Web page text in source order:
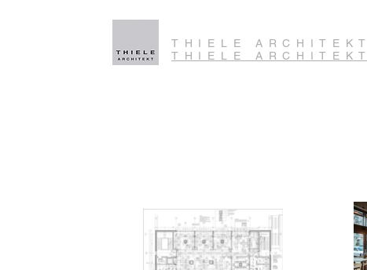
THIELE ARCHITEKT
THIELE ARCHITEKT